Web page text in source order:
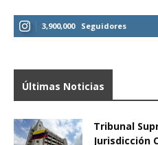
3,900,000 Seguidores
Últimas Noticias
Tribunal
Jurisdicción